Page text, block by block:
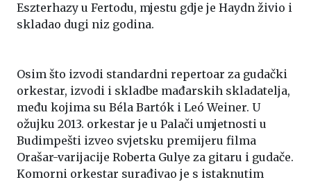
Eszterhazy u Fertodu, mjestu gdje je Haydn živio i
skladao dugi niz godina.
Osim što izvodi standardni repertoar za gudački
orkestar, izvodi i skladbe mađarskih skladatelja,
među kojima su Béla Bartók i Leó Weiner. U
ožujku 2013. orkestar je u Palači umjetnosti u
Budimpešti izveo svjetsku premijeru filma
Orašar-varijacije Roberta Gulye za gitaru i gudače.
Komorni orkestar surađivao je s istaknutim